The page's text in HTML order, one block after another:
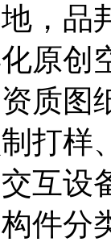
，品
原创
质图
打样
互设
件分